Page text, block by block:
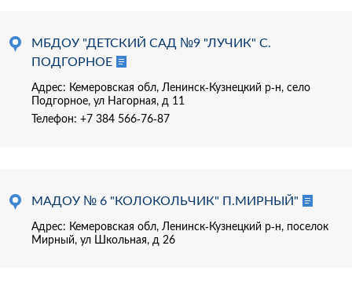
МБДОУ "ДЕТСКИЙ САД №9 "ЛУЧИК" С.
ПОДГОРНОЕ
Адрес: Кемеровская обл, Ленинск-Кузнецкий р-н, село
Подгорное, ул Нагорная, д 11
Телефон: +7 384 566-76-87
МАДОУ № 6 "КОЛОКОЛЬЧИК" П.МИРНЫЙ"
Адрес: Кемеровская обл, Ленинск-Кузнецкий р-н, поселок
Мирный, ул Школьная, д 26